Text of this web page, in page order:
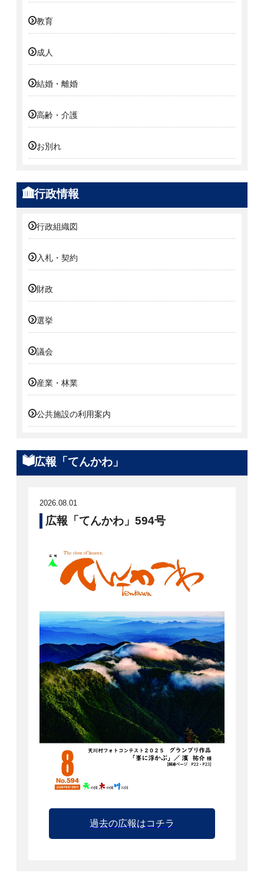
教育
成人
結婚・離婚
高齢・介護
お別れ
行政情報
行政組織図
入札・契約
財政
選挙
議会
産業・林業
公共施設の利用案内
広報「てんかわ」
2026.08.01
広報「てんかわ」594号
過去の広報はコチラ